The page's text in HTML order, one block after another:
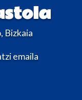
Bizkaia
emaila